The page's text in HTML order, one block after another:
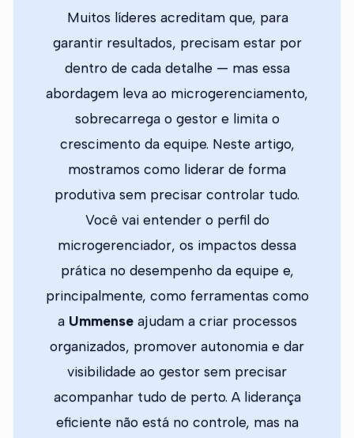
Muitos líderes acreditam que, para
garantir resultados, precisam estar por
dentro de cada detalhe — mas essa
abordagem leva ao microgerenciamento,
sobrecarrega o gestor e limita o
crescimento da equipe. Neste artigo,
mostramos como liderar de forma
produtiva sem precisar controlar tudo.
Você vai entender o perfil do
microgerenciador, os impactos dessa
prática no desempenho da equipe e,
principalmente, como ferramentas como
a Ummenseajudam a criar processos
organizados, promover autonomia e dar
visibilidade ao gestor sem precisar
acompanhar tudo de perto. A liderança
eficiente não está no controle, mas na